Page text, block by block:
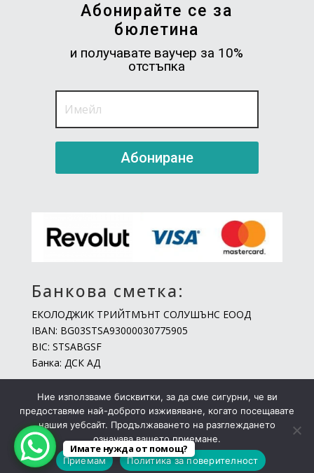
Абонирайте се за
бюлетина
и получавате ваучер за 10%
отстъпка
Абониране
Банкова сметка:
ЕКОЛОДЖИК ТРИЙТМЪНТ СОЛУШЪНС ЕООД
IBAN: BG03STSA93000030775905
BIC: STSABGSF
Банка: ДСК АД
Copyright © 2026 Микрокат България
Имате нужда от помощ?
Ние използваме бисквитки, за да сме сигурни, че ви
предоставяме най-доброто изживяване, когато посещавате
нашия уебсайт. Продължаването на разглеждането
означава вашето приемане.
Приемам
Политика за поверителност